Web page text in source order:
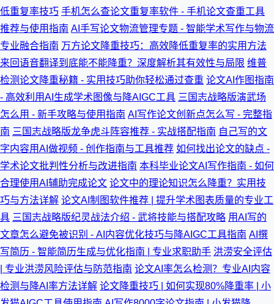
低重复率技巧 手机怎么查论文重复率软件 - 手机论文查重工具
推荐与使用指南 AI手写论文物流管理专题 - 智能学术写作与物流
专业融合指南 万方论文降重技巧：高效降低重复率的实用方法
来回语音翻译到底能不能降重？深度解析其有效性与局限 维普
检测论文降重秘籍 - 实用技巧助你轻松通过查重 论文AI作图指南
- 高效利用AI生成学术图像与降AIGC工具 三国志战略版演武场
怎么用 - 新手攻略与使用指南 AI写作论文创新点怎么写 - 完整指
南 三国志战略版龙争虎斗阵容推荐 - 实战搭配指南 自己写的文
字内容用AI做视频 - 创作指南与工具推荐 如何找出论文的缺点 -
学术论文批判性分析与改进指南 本科毕业论文AI写作指南 - 如何
合理使用AI辅助完成论文 论文中的理论知识怎么降重？实用技
巧与方法详解 论文AI制图软件推荐 | 提升学术图表质量的专业工
具 三国志战略版纪灵战法介绍 - 武将技能与搭配攻略 用AI写的
文章怎么避免被识别 - AI内容优化技巧与降AIGC工具指南 AI撰
写简历 - 智能简历生成与优化指南 | 专业求职助手 洪涝安全评估
| 专业洪涝风险评估与防范指南 论文AI率怎么检测？专业AI内容
检测与降AI率方法详解 论文降重技巧 | 如何实现80%降重率 | 小